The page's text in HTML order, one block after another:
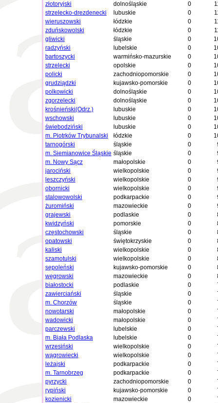
złotoryjski
dolnośląskie 0
strzelecko-drezdenecki
lubuskie 0
wieruszowski
łódzkie 0
zduńskowolski
łódzkie 0
gliwicki
śląskie 0
radzyński
lubelskie 0
bartoszycki
warmińsko-mazurskie 0
strzelecki
opolskie 0
policki
zachodniopomorskie 0
grudziądzki
kujawsko-pomorskie 0
polkowicki
dolnośląskie 0
zgorzelecki
dolnośląskie 0
krośnieński(Odrz.)
lubuskie 0
wschowski
lubuskie 0
świebodziński
lubuskie 0
m. Piotrków Trybunalski
łódzkie 0
tarnogórski
śląskie 0
m. Siemianowice Śląskie śląskie 0
m. Nowy Sącz
małopolskie 0
jarociński
wielkopolskie 0
leszczyński
wielkopolskie 0
obornicki
wielkopolskie 0
stalowowolski
podkarpackie 0
żuromiński
mazowieckie 0
grajewski
podlaskie 0
kwidzyński
pomorskie 0
częstochowski
śląskie 0
opatowski
świętokrzyskie 0
kaliski
wielkopolskie 0
szamotulski
wielkopolskie 0
sępoleński
kujawsko-pomorskie 0
węgrowski
mazowieckie 0
białostocki
podlaskie 0
zawierciański
śląskie 0
m. Chorzów
śląskie 0
nowotarski
małopolskie 0
wadowicki
małopolskie 0
parczewski
lubelskie 0
m. Biała Podlaska
lubelskie 0
wrzesiński
wielkopolskie 0
wągrowiecki
wielkopolskie 0
leżajski
podkarpackie 0
m. Tarnobrzeg
podkarpackie 0
pyrzycki
zachodniopomorskie 0
rypiński
kujawsko-pomorskie 0
kozienicki
mazowieckie 0